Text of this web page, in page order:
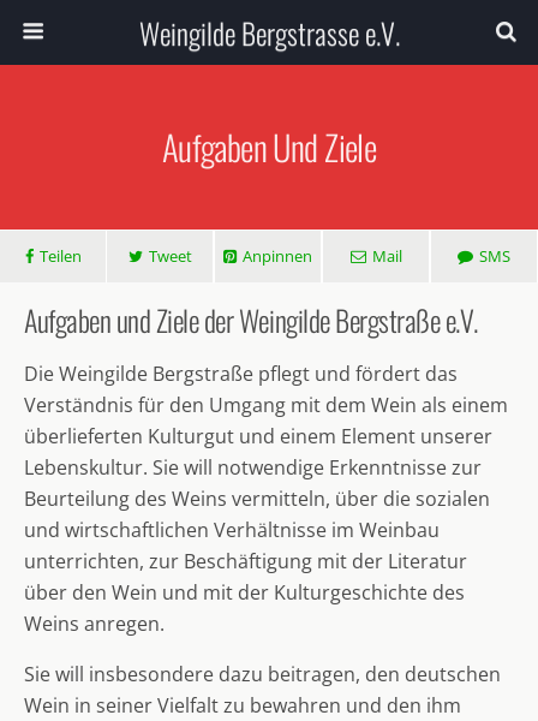
Weingilde Bergstrasse e.V.
Aufgaben Und Ziele
Teilen Tweet Anpinnen Mail SMS
Aufgaben und Ziele der Weingilde Bergstraße e.V.
Die Weingilde Bergstraße pflegt und fördert das
Verständnis für den Umgang mit dem Wein als einem
überlieferten Kulturgut und einem Element unserer
Lebenskultur. Sie will notwendige Erkenntnisse zur
Beurteilung des Weins vermitteln, über die sozialen
und wirtschaftlichen Verhältnisse im Weinbau
unterrichten, zur Beschäftigung mit der Literatur
über den Wein und mit der Kulturgeschichte des
Weins anregen.
Sie will insbesondere dazu beitragen, den deutschen
Wein in seiner Vielfalt zu bewahren und den ihm